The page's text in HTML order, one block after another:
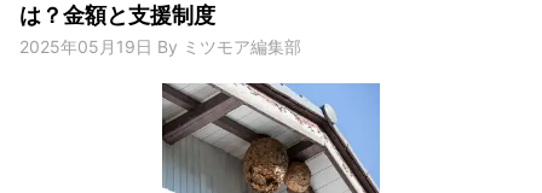
は？金額と支援制度
2025年05月19日 By ミツモア編集部